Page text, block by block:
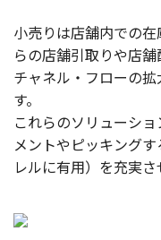
小売りは店舗内での
らの店舗引取りや店
チャネル・フローの
す。
これらのソリューシ
メントやピッキング
レルに有用）を充実さ